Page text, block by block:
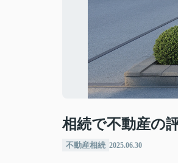
相続で不動産の
不動産相続 2025.06.30